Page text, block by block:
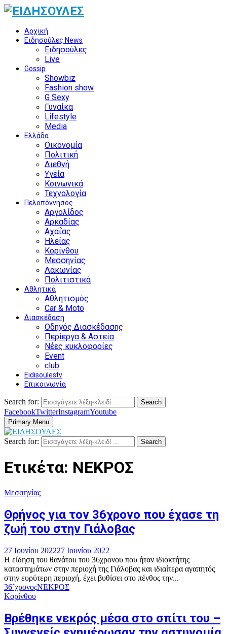
Αρχική
Ειδησούλες News
Ειδησούλες
Live
Gossip
Showbiz
Fashion show
G Sexy
Γυναίκα
Lifestyle
Media
Ελλάδα
Οικονομία
Πολιτική
Διεθνή
Υγεία
Κοινωνικά
Τεχνολογία
Πελοπόννησος
Αργολίδος
Αρκαδίας
Αχαΐας
Ηλείας
Κορίνθου
Μεσσηνίας
Λακωνίας
Πολιτιστικά
Αθλητικά
Αθλητισμός
Car & Moto
Διασκέδαση
Οδηγός Διασκέδασης
Περίεργα & Αστεία
Νέες κυκλοφορίες
Event
club
Eidisoulestv
Επικοινωνία
Search for: Search
FacebookTwitterInstagramYoutube
Primary Menu
Search for: Search
Ετικέτα: ΝΕΚΡΟΣ
Μεσσηνίας
Θρήνος για τον 36χρονο που έχασε τη
ζωή του στην Γιάλοβας
27 Ιουνίου 202227 Ιουνίου 2022
Η είδηση του θανάτου του 36χρονου που ήταν ιδιοκτήτης
καταστημάτων στην περιοχή της Γιάλοβας και ιδιαίτερα αγαπητός
στην ευρύτερη περιοχή, έχει βυθίσει στο πένθος την...
36΅χρονοςΝΕΚΡΟΣ
Κορίνθου
Βρέθηκε νεκρός μέσα στο σπίτι του –